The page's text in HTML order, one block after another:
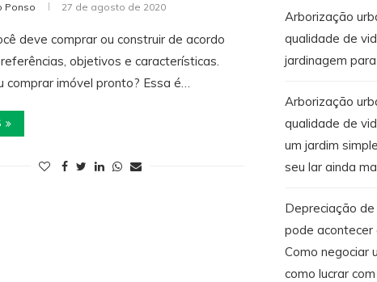
Ponso 27 de agosto de 2020
deve comprar ou construir de acordo
objetivos e características.
comprar imóvel pronto? Essa é…
Arborização
qualidade de
jardinagem
Arborização
qualidade de
um jardim
seu lar ainda
Depreciação
pode acontecer
Como negociar
como lucrar